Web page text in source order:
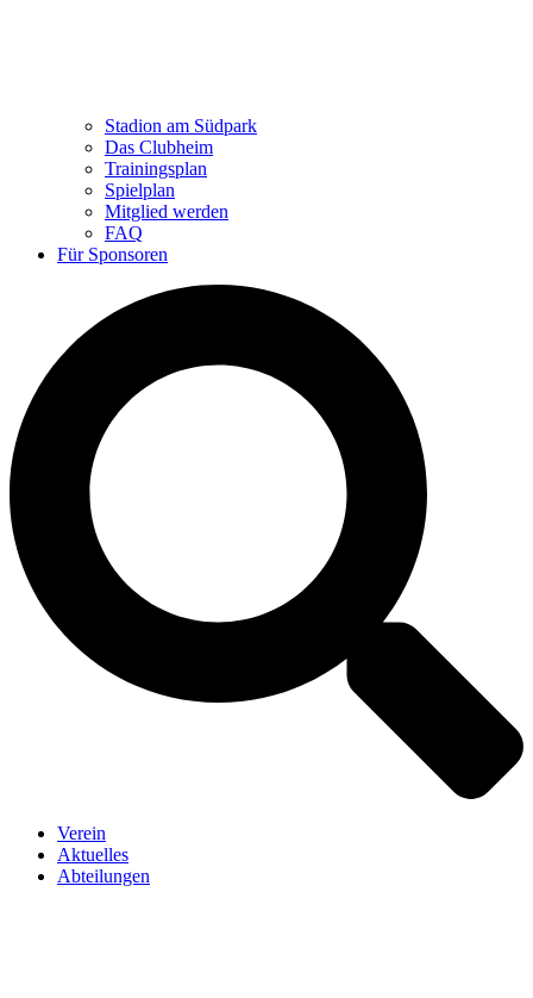
Stadion am Südpark
Das Clubheim
Trainingsplan
Spielplan
Mitglied werden
FAQ
Für Sponsoren
Verein
Aktuelles
Abteilungen